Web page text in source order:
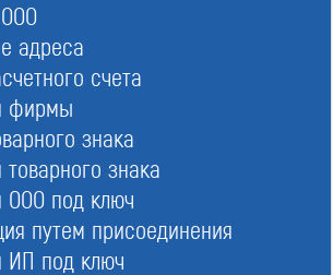
адреса
счета
фирмы
знака
товарного знака
ООО под ключ
путем присоединения
ИП под ключ
г. Москва, вн. тер. г. муниципальный
д.13, стр.1, этаж 6, ком.23, 25
641-06-09
вреда: